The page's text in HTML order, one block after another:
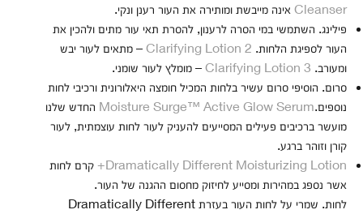
Cleanser אינה מייבשת ומותירה את העור רענן ונקי.
פילינג. השתמשי במי הסרה לרענון, להסרת תאי עור מתים ולהכין את
העור לספיגת הלחות. Clarifying Lotion 2 – מתאים לעור יבש
ומעורב. Clarifying Lotion 3 – מומלץ לעור שומני.
סרום. הוסיפי סרום עשיר בלחות המכיל חומצה היאלורונית ורכיבי לחות
נוספים.Moisture Surge™ Active Glow Serum החדש שלנו
מועשר ברכיבים פעילים המסייעים להעניק לעור לחות עוצמתית, לעור
קורן וזוהר ברגע.
Dramatically Different Moisturizing Lotion+
קרם לחות
אשר נספג במהירות ומסייע לחיזוק מחסום ההגנה של העור.
לחות. שמרי על לחות העור בעזרת Dramatically Different